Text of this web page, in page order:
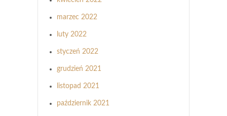
marzec 2022
luty 2022
styczeń 2022
grudzień 2021
listopad 2021
październik 2021